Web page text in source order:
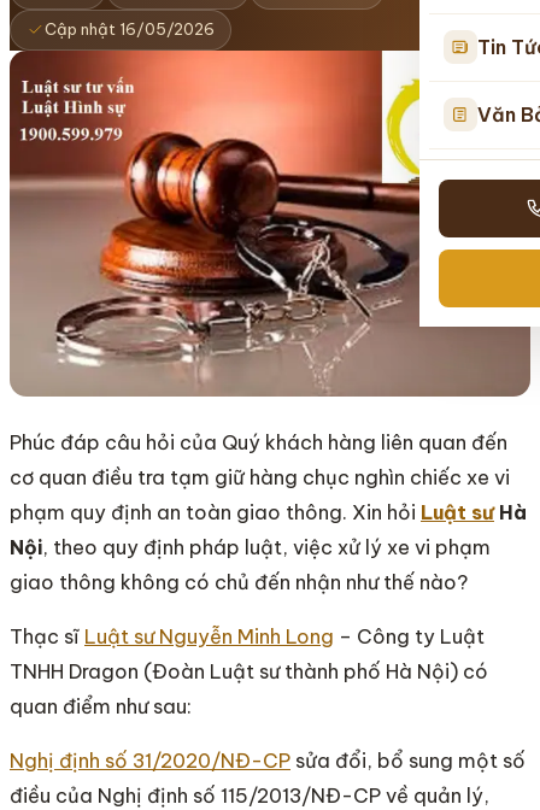
Tin
Văn
Cập nhật 16/05/2026
Phúc đáp câu hỏi của Quý khách hàng liên quan đến
cơ quan điều tra tạm giữ hàng chục nghìn chiếc xe vi
phạm quy định an toàn giao thông. Xin hỏi Luật sưHà
Nội, theo quy định pháp luật, việc xử lý xe vi phạm
giao thông không có chủ đến nhận như thế nào?
Thạc sĩ Luật sư Nguyễn Minh Long – Công ty Luật
TNHH Dragon (Đoàn Luật sư thành phố Hà Nội) có
quan điểm như sau:
Nghị định số 31/2020/NĐ-CP sửa đổi, bổ sung một số
điều của Nghị định số 115/2013/NĐ-CP về quản lý,